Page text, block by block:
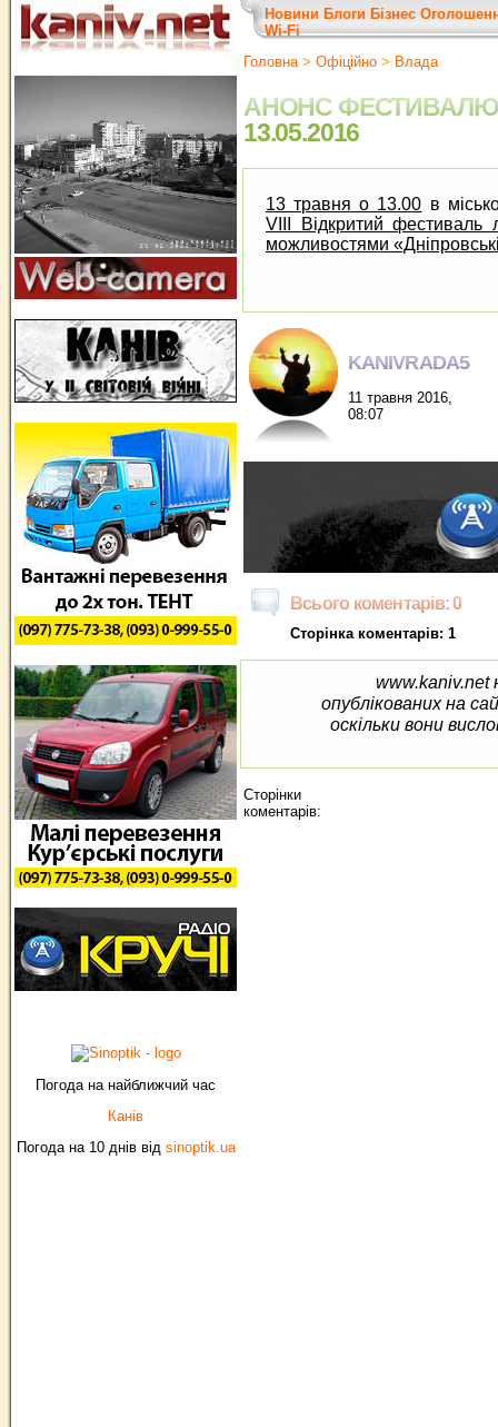
Погода на найближчий час
Канів
Погода на 10 днів від sinoptik.ua
Новини Блоги Бізнес
Wi-Fi
Головна> Офіційно > Влада
АНОНС ФЕСТИВАЛЮ
13.05.2016
13 травня о 13.00 в
VIII
Відкритий
можливостями
KANIVRADA5
11 травня 2016,
08:07
Всього коментарів: 0
Сторінка коментарів: 1
www.kaniv.net
опублікованих на
оскільки вони
Сторінки
коментарів: